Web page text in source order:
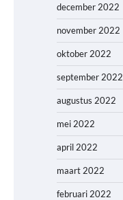
december 2022
november 2022
oktober 2022
september 2022
augustus 2022
mei 2022
april 2022
maart 2022
februari 2022